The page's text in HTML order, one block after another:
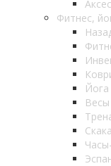
Фитнес,
Йога
Весы